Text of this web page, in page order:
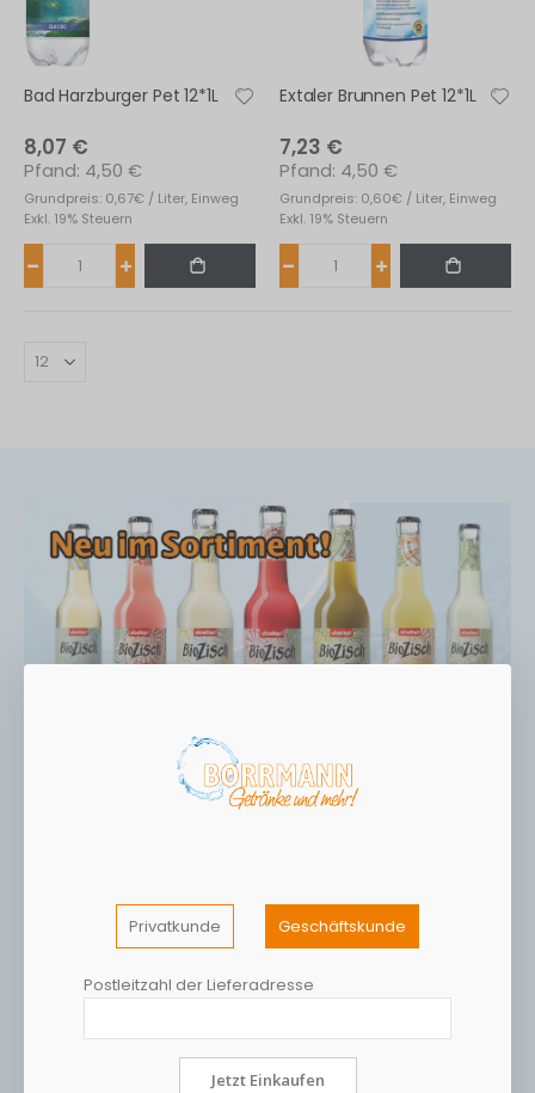
Bad Harzburger Pet 12*1L
8,07 €
Grundpreis: 0,67€ / Liter, Einweg
4,50 €
Exkl. 19% Steuern
Extaler Brunnen Pet 12*1L
7,23 €
Grundpreis: 0,60€ / Liter, Einweg
4,50 €
Exkl. 19% Steuern
Privatkunde Geschäftskunde
Postleitzahl der Lieferadresse
Jetzt Einkaufen